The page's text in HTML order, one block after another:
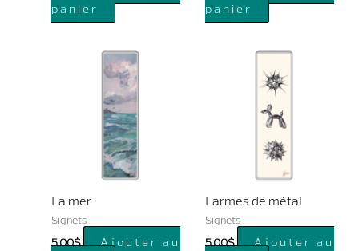
panier
panier
La mer
Signets
5.00$
Ajouter au
Larmes de métal
Signets
5.00$
Ajouter au